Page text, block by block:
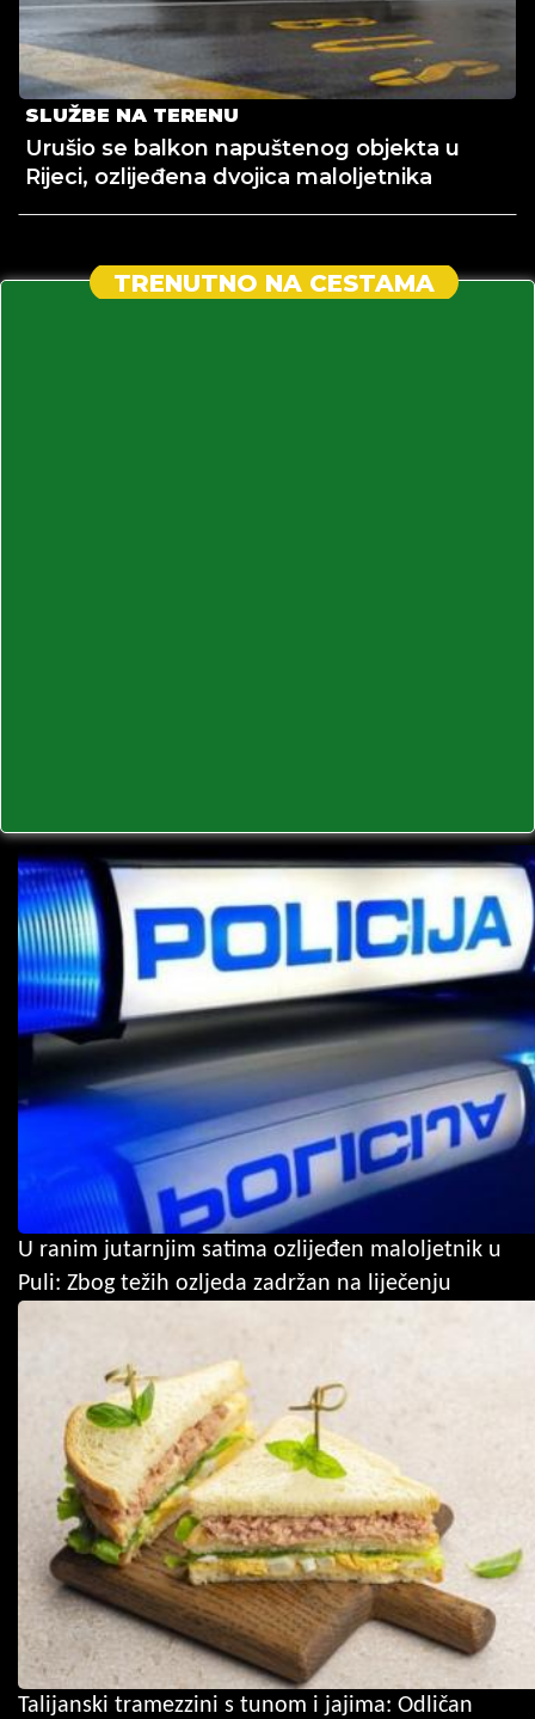
SLUŽBE NA TERENU
Urušio se balkon napuštenog objekta u
Rijeci, ozlijeđena dvojica maloljetnika
TRENUTNO NA CESTAMA
U ranim jutarnjim satima ozlijeđen maloljetnik u
Puli: Zbog težih ozljeda zadržan na liječenju
Talijanski tramezzini s tunom i jajima: Odličan